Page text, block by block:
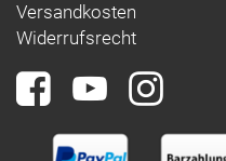
Versandkosten
Widerrufsrecht